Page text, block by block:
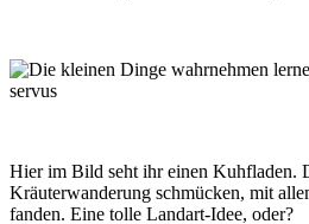
Hier im Bild seht ihr einen Kuhfladen.
Kräuterwanderung schmücken, mit
fanden. Eine tolle Landart-Idee, oder?